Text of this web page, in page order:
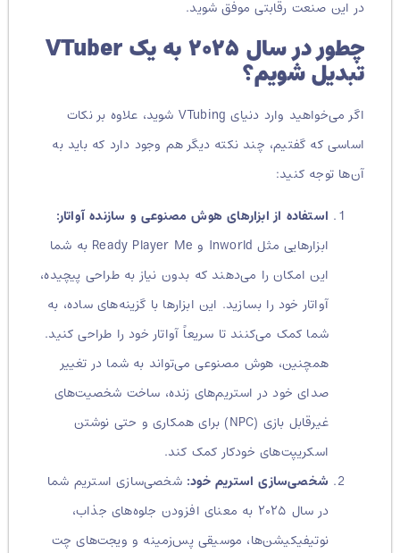
در این صنعت رقابتی موفق شوید.
چطور در سال ۲۰۲۵ به یک VTuber
تبدیل شویم؟
اگر می‌خواهید وارد دنیای VTubing شوید، علاوه بر نکات
اساسی که گفتیم، چند نکته دیگر هم وجود دارد که باید به
آن‌ها توجه کنید:
استفاده از ابزارهای هوش مصنوعی و سازنده آواتار:
ابزارهایی مثل Inworld و Ready Player Me به شما
این امکان را می‌دهند که بدون نیاز به طراحی پیچیده،
آواتار خود را بسازید. این ابزارها با گزینه‌های ساده، به
شما کمک می‌کنند تا سریعاً آواتار خود را طراحی کنید.
همچنین، هوش مصنوعی می‌تواند به شما در تغییر
صدای خود در استریم‌های زنده، ساخت شخصیت‌های
غیرقابل بازی (NPC) برای همکاری و حتی نوشتن
اسکریپت‌های خودکار کمک کند.
شخصی‌سازی استریم خود:شخصی‌سازی استریم شما
در سال ۲۰۲۵ به معنای افزودن جلوه‌های جذاب،
نوتیفیکیشن‌ها، موسیقی پس‌زمینه و ویجت‌های چت